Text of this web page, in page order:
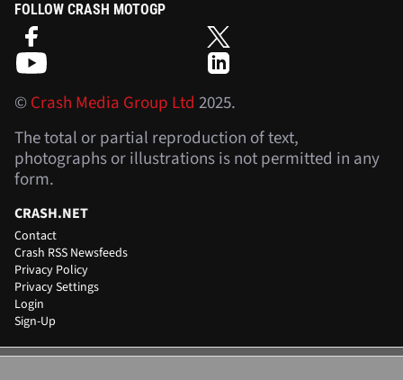
FOLLOW CRASH MOTOGP
©Crash Media Group Ltd 2025.
The total or partial reproduction of text,
photographs or illustrations is not permitted in any
form.
CRASH.NET
Contact
Crash RSS Newsfeeds
Privacy Policy
Privacy Settings
Login
Sign-Up